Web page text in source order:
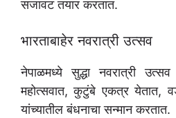
सजावट तयार करतात.
भारताबाहेर नवरात्री उत्सव
नेपाळमध्ये सुद्धा नवरात्री
महोत्सवात, कुटुंबे एकत्र येतात,
यांच्यातील बंधनाचा सन्मान करतात.